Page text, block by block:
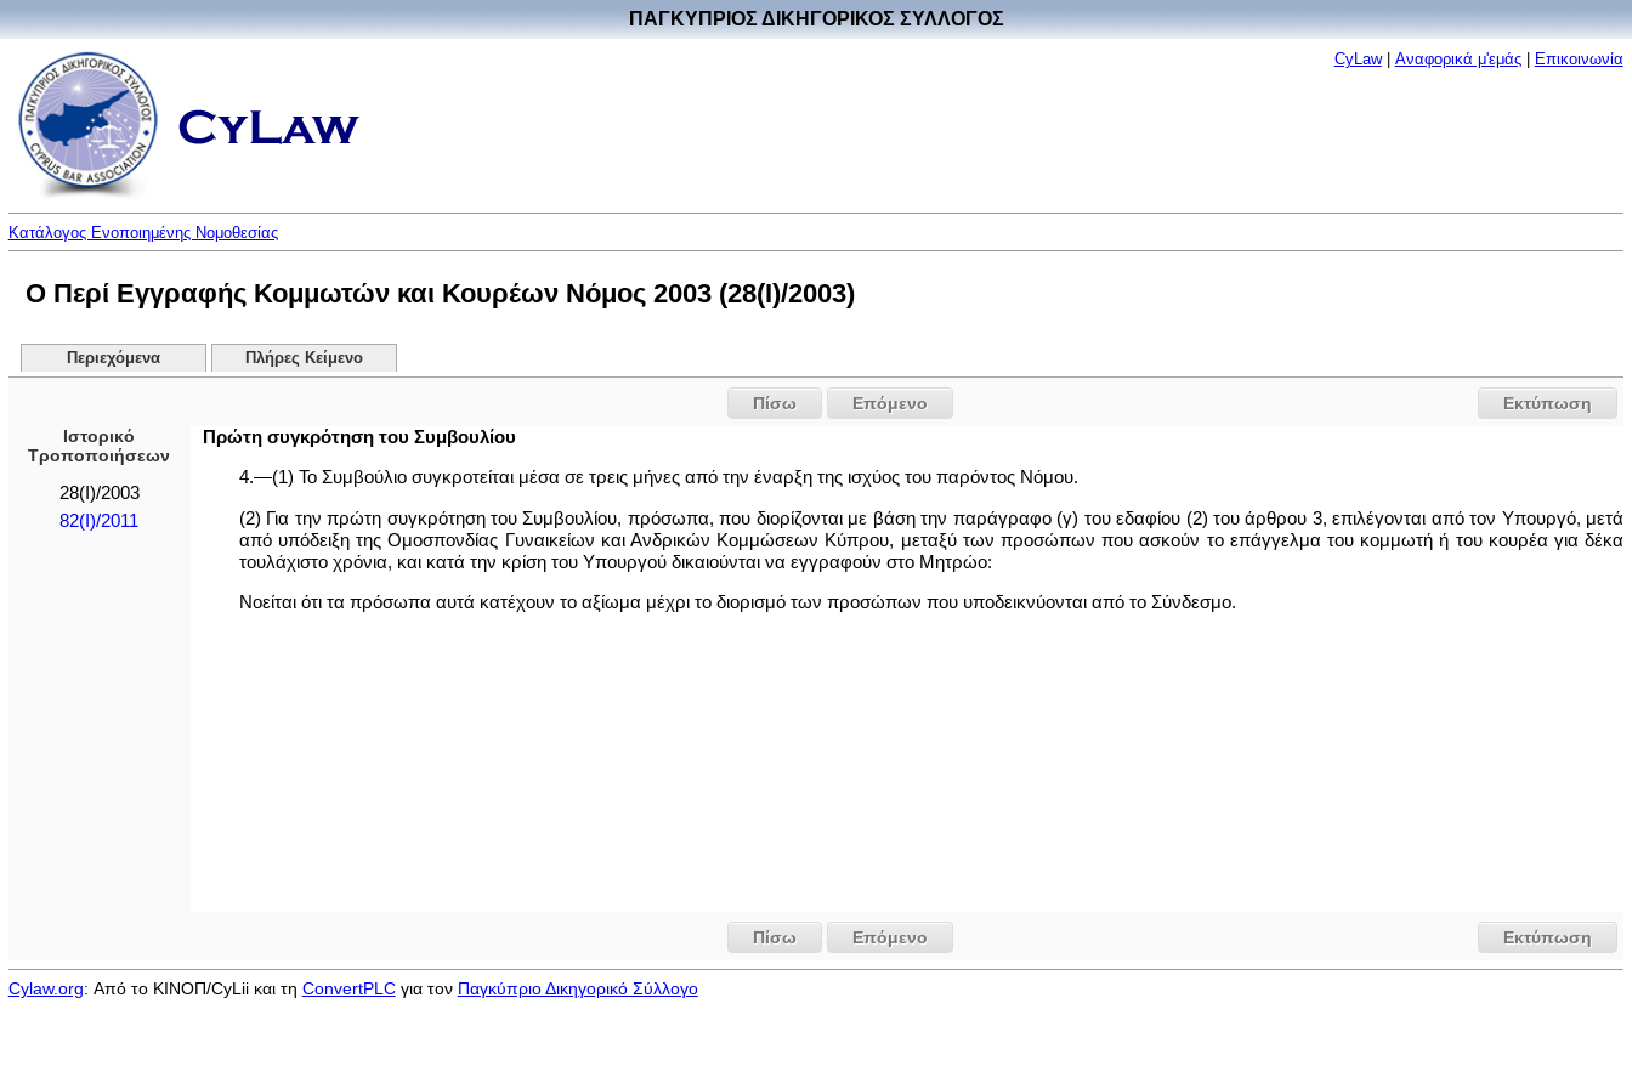
ΠΑΓΚΥΠΡΙΟΣ ΔΙΚΗΓΟΡΙΚΟΣ ΣΥΛΛΟΓΟΣ
CyLaw| Αναφορικά μ'εμάς| Επικοινωνία
Κατάλογος Ενοποιημένης Νομοθεσίας
Ο Περί Εγγραφής Κομμωτών και Κουρέων Νόμος 2003 (28(I)/2003)
Περιεχόμενα Πλήρες Κείμενο
Εκτύπωση
Πίσω
Επόμενο
Ιστορικό
Τροποποιήσεων
28(I)/2003
82(I)/2011
Πρώτη συγκρότηση του Συμβουλίου
4.—(1) Το Συμβούλιο συγκροτείται μέσα σε τρεις μήνες από την έναρξη της ισχύος του παρόντος Νόμου.
(2) Για την πρώτη συγκρότηση του Συμβουλίου, πρόσωπα, που διορίζονται με βάση την παράγραφο (γ) του εδαφίου (2) του άρθρου 3, επιλέγονται από τον Υπουργό, μετά
από υπόδειξη της Ομοσπονδίας Γυναικείων και Ανδρικών Κομμώσεων Κύπρου, μεταξύ των προσώπων που ασκούν το επάγγελμα του κομμωτή ή του κουρέα για δέκα
τουλάχιστο χρόνια, και κατά την κρίση του Υπουργού δικαιούνται να εγγραφούν στο Μητρώο:
Νοείται ότι τα πρόσωπα αυτά κατέχουν το αξίωμα μέχρι το διορισμό των προσώπων που υποδεικνύονται από το Σύνδεσμο.
Εκτύπωση
Πίσω Επόμενο
Cylaw.org: Από το ΚΙΝOΠ/CyLii και τη ConvertPLCγια τον Παγκύπριο Δικηγορικό Σύλλογο